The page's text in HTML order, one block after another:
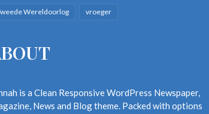
Wereldoorlog vroeger
is a Clean Responsive WordPress Newspaper,
News and Blog theme. Packed with options